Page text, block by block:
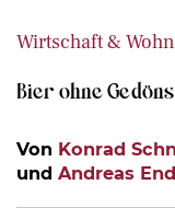
Wirtschaft &
Bier ohne
Von Konrad
und Andreas